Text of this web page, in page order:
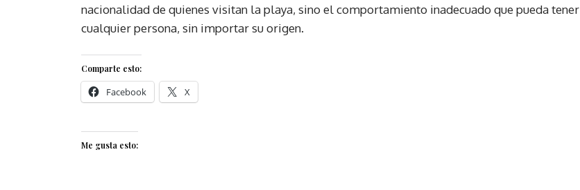
nacionalidad de quienes visitan la playa, sino el comportamiento inadecuado que pueda tener
cualquier persona, sin importar su origen.
Comparte esto:
Facebook X
Me gusta esto: